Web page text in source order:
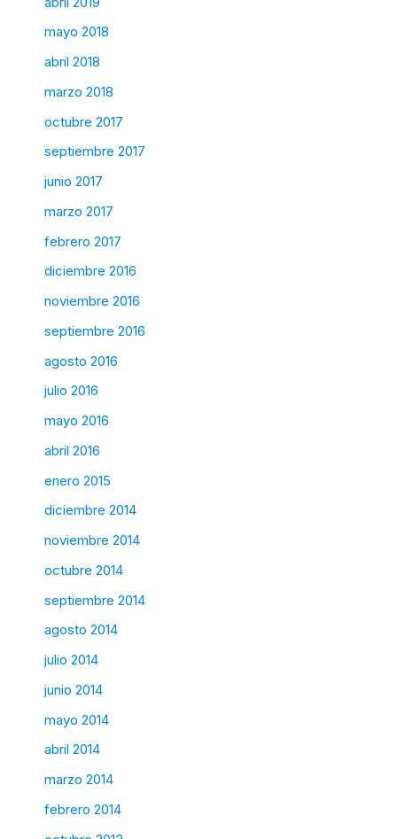
mayo 2018
abril 2018
marzo 2018
octubre 2017
septiembre 2017
junio 2017
marzo 2017
febrero 2017
diciembre 2016
noviembre 2016
septiembre 2016
agosto 2016
julio 2016
mayo 2016
abril 2016
enero 2015
diciembre 2014
noviembre 2014
octubre 2014
septiembre 2014
agosto 2014
julio 2014
junio 2014
mayo 2014
abril 2014
marzo 2014
febrero 2014